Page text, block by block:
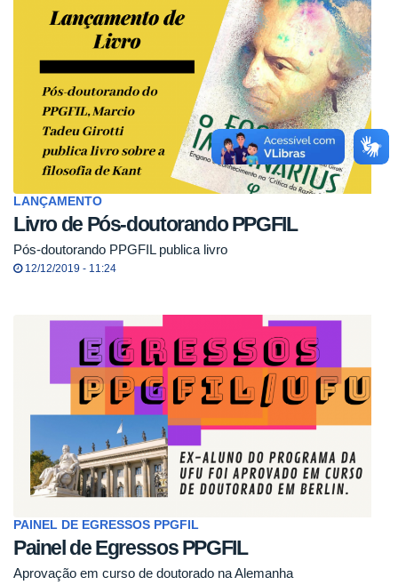
LANÇAMENTO
Livro de Pós-doutorando PPGFIL
Pós-doutorando PPGFIL publica livro
12/12/2019 - 11:24
PAINEL DE EGRESSOS PPGFIL
Painel de Egressos PPGFIL
Aprovação em curso de doutorado na Alemanha